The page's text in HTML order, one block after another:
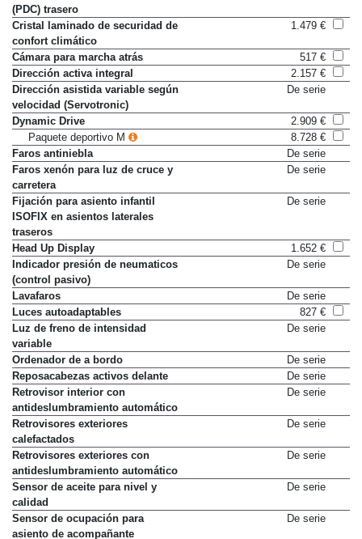
Control distancia aparcamiento
(PDC) trasero
Cristal laminado de securidad de
confort climático
Cámara para marcha atrás
517 €
Dirección activa integral
2.157 €
Dirección asistida variable según
velocidad (Servotronic)
Dynamic Drive
2.909 €
Paquete deportivo M
8.728 €
Faros antiniebla
De serie
Faros xenón para luz de cruce y
carretera
Fijación para asiento infantil
ISOFIX en asientos laterales
traseros
Head Up Display
1.652 €
Indicador presión de neumaticos
(control pasivo)
Lavafaros
De serie
Luces autoadaptables
827 €
Luz de freno de intensidad
variable
Ordenador de a bordo
De serie
Reposacabezas activos delante
De serie
Retrovisor interior con
antideslumbramiento automático
Retrovisores exteriores
calefactados
Retrovisores exteriores con
antideslumbramiento automático
Sensor de aceite para nivel y
calidad
Sensor de ocupación para